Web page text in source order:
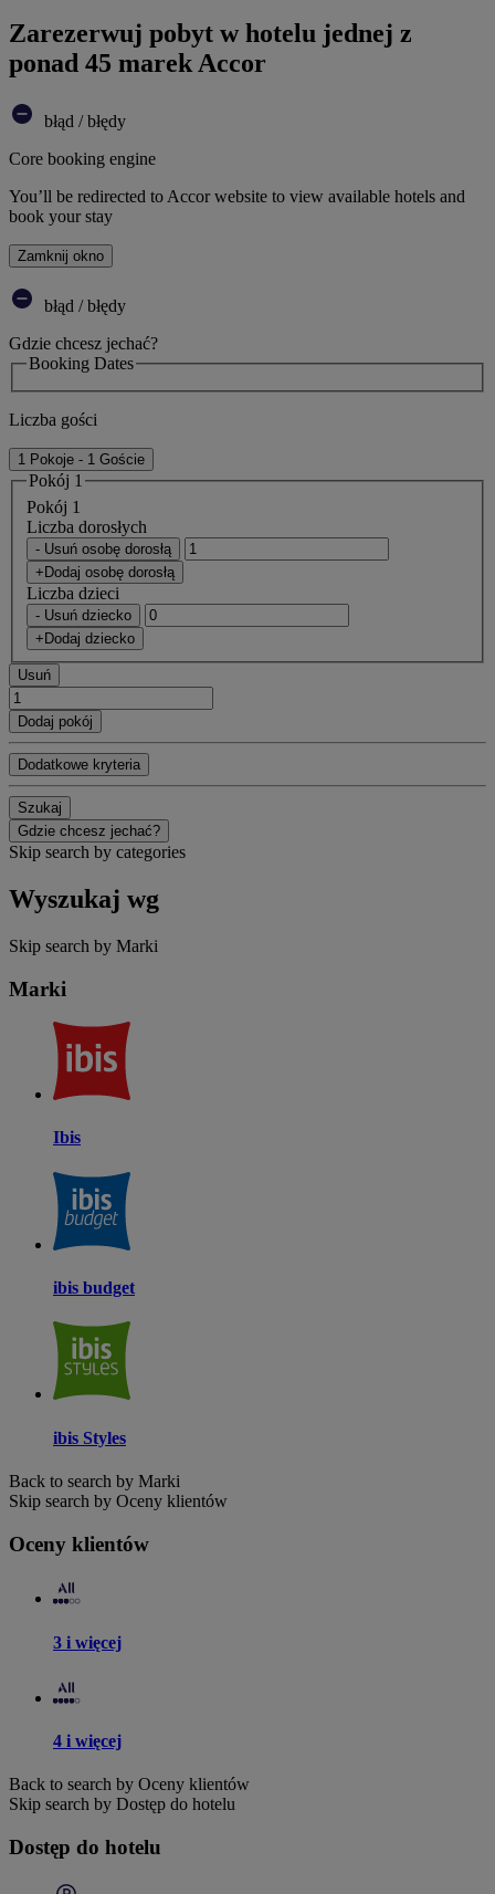
Zarezerwuj pobyt w hotelu jednej z
ponad 45 marek Accor
błąd / błędy
Core booking engine
You’ll be redirected to Accor website to view available hotels and
book your stay
Zamknij okno
błąd / błędy
Gdzie chcesz jechać?
Booking Dates
Liczba gości
1 Pokoje - 1 Goście
Pokój 1
Pokój 1
Liczba dorosłych
- Usuń osobę dorosłą
+Dodaj osobę dorosłą
Liczba dzieci
- Usuń dziecko
+Dodaj dziecko
Usuń
Dodaj pokój
Dodatkowe kryteria
Szukaj
Gdzie chcesz jechać?
Skip search by categories
Wyszukaj wg
Skip search by Marki
Marki
Ibis
ibis budget
ibis Styles
Back to search by Marki
Skip search by Oceny klientów
Oceny klientów
3 i więcej
4 i więcej
Back to search by Oceny klientów
Skip search by Dostęp do hotelu
Dostęp do hotelu